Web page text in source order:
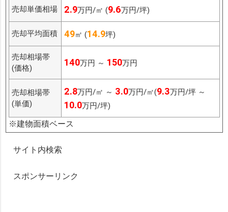
売却単価相場 2.9万円/㎡ (9.6万円/坪)
売却平均面積 49㎡ (14.9坪)
売却相場帯
(価格)
140万円 ～ 150万円
売却相場帯
(単価)
2.8万円/㎡ ～ 3.0万円/㎡(9.3万円/坪 ～
10.0万円/坪)
※建物面積ベース
サイト内検索
スポンサーリンク